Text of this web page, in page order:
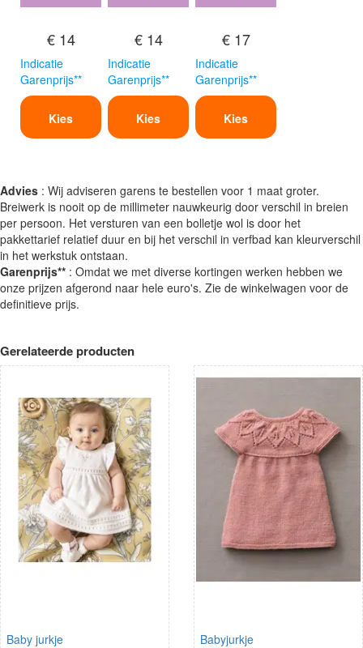
€ 14
Indicatie
Garenprijs**
Kies
€ 14
Indicatie
Garenprijs**
Kies
€ 17
Indicatie
Garenprijs**
Kies
Advies : Wij adviseren garens te bestellen voor 1 maat groter.
Breiwerk is nooit op de millimeter nauwkeurig door verschil in breien
per persoon. Het versturen van een bolletje wol is door het
pakkettarief relatief duur en bij het verschil in verfbad kan kleurverschil
in het werkstuk ontstaan.
Garenprijs** : Omdat we met diverse kortingen werken hebben we
onze prijzen afgerond naar hele euro's. Zie de winkelwagen voor de
definitieve prijs.
Gerelateerde producten
Baby jurkje Babyjurkje